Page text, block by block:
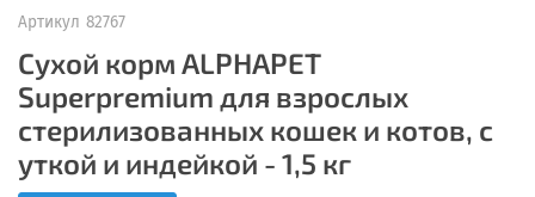
Артикул 82767
Сухой корм ALPHAPET
Superpremium для взрослых
стерилизованных кошек и котов, с
уткой и индейкой - 1,5 кг